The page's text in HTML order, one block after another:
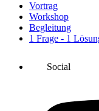
Vortrag
Workshop
Begleitung
1 Frage - 1
Social